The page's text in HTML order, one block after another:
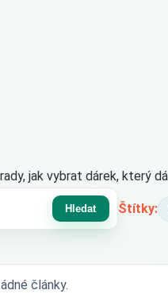
jak vybrat dárek, který
Hledat Štítky:
články.